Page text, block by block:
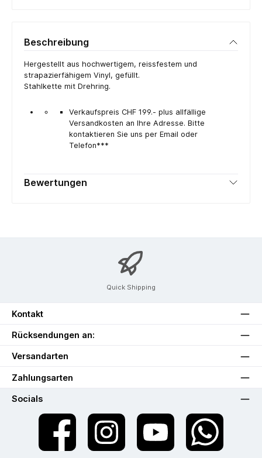
Beschreibung
Hergestellt aus hochwertigem, reissfestem und
strapazierfähigem Vinyl, gefüllt.
Stahlkette mit Drehring.
Verkaufspreis CHF 199.- plus allfällige
Versandkosten an Ihre Adresse. Bitte
kontaktieren Sie uns per Email oder
Telefon***
Bewertungen
Quick Shipping
Kontakt
Rücksendungen an:
Versandarten
Zahlungsarten
Socials
Facebook Instagram YouTube WhatsApp